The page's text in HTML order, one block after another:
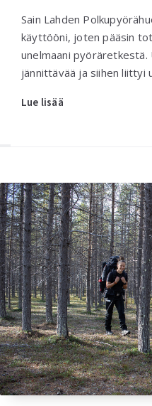
Sain Lahden
käyttööni, joten pääsin
unelmaani
jännittävää ja siihen liittyi
Lue lisää